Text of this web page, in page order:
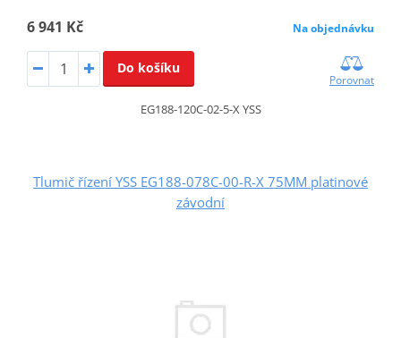
6 941 Kč Na objednávku
Do košíku
Porovnat
EG188-120C-02-5-X YSS
Tlumič řízení YSS EG188-078C-00-R-X 75MM platinové
závodní